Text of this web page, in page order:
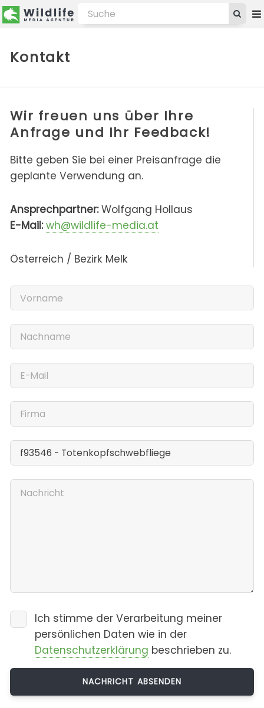
Kontakt
Wir freuen uns über Ihre
Anfrage und Ihr Feedback!
Bitte geben Sie bei einer Preisanfrage die
geplante Verwendung an.
Ansprechpartner:Wolfgang Hollaus
E-Mail: wh@wildlife-media.at
Österreich / Bezirk Melk
Ich stimme der Verarbeitung meiner
persönlichen Daten wie in der
Datenschutzerklärung beschrieben zu.